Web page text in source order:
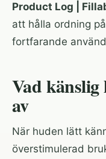
Product Log |
att hålla ordning
fortfarande
Vad
av
När huden lätt
överstimulerad